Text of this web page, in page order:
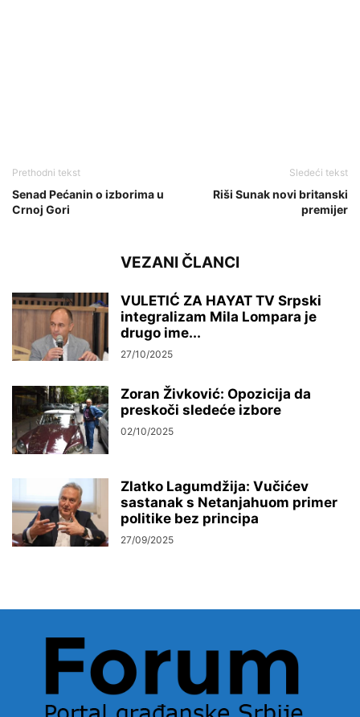
Prethodni tekst
Senad Pećanin o izborima u
Crnoj Gori
Sledeći tekst
Riši Sunak novi britanski
premijer
VEZANI ČLANCI
VULETIĆ ZA HAYAT TV Srpski
integralizam Mila Lompara je
drugo ime...
27/10/2025
Zoran Živković: Opozicija da
preskoči sledeće izbore
02/10/2025
Zlatko Lagumdžija: Vučićev
sastanak s Netanjahuom primer
politike bez principa
27/09/2025